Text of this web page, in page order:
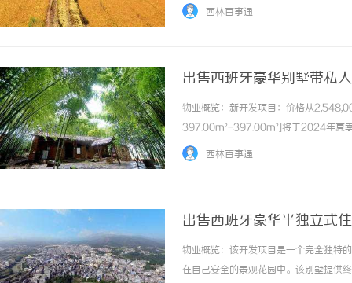
且在这里购买，还能享受到专业的咨询
西林百事通
出售西班牙豪华别墅带私
物业概览：新开发项目：价格从
397.00m²-397.00m²]将于2024年夏
的三栋豪华别墅的独家开发项目。这些
西林百事通
出售西班牙豪华半独立式
物业概览：该开发项目是一个完全独特
在自己安全的景观花园中。该别墅提供